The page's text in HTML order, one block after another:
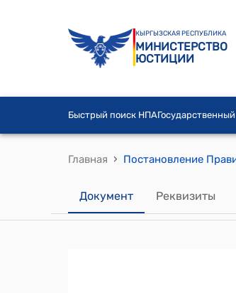
КЫРГЫЗСКАЯ РЕСПУБЛИКА
МИНИСТЕРСТВО
ЮСТИЦИИ
Быстрый поиск НПА
Главная ›
Документ Реквизиты